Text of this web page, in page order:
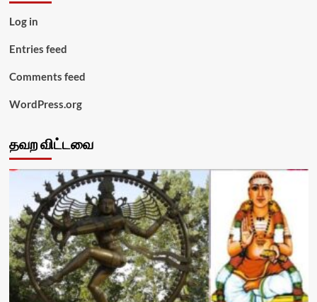
Log in
Entries feed
Comments feed
WordPress.org
தவற விட்டவை